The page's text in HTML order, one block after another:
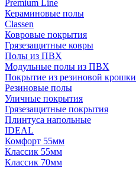
Premium Line
Кераминовые полы
Classen
Ковровые покрытия
Грязезащитные ковры
Полы из ПВХ
Модульные полы из ПВХ
Покрытие из резиновой крошки
Резиновые полы
Уличные покрытия
Грязезащитные покрытия
Плинтуса напольные
IDEAL
Комфорт 55мм
Классик 55мм
Классик 70мм